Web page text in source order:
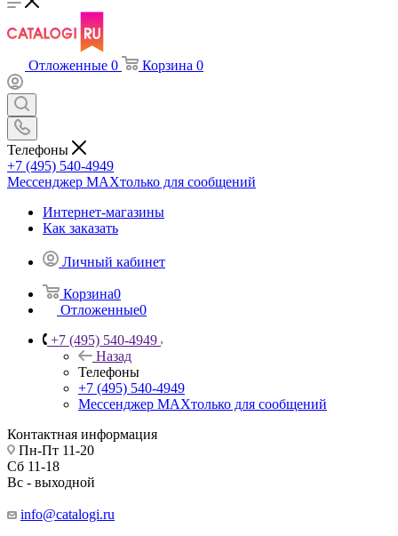
Отложенные 0 Корзина 0
Телефоны
+7 (495) 540-4949
Мессенджер МАХтолько для сообщений
Интернет-магазины
Как заказать
Личный кабинет
Корзина0
Отложенные0
+7 (495) 540-4949
Назад
Телефоны
+7 (495) 540-4949
Мессенджер МАХтолько для сообщений
Контактная информация
Пн-Пт 11-20
Сб 11-18
Вс - выходной
info@catalogi.ru